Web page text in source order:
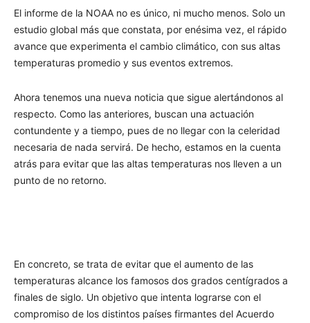
El informe de la NOAA no es único, ni mucho menos. Solo un
estudio global más que constata, por enésima vez, el rápido
avance que experimenta el cambio climático, con sus altas
temperaturas promedio y sus eventos extremos.
Ahora tenemos una nueva noticia que sigue alertándonos al
respecto. Como las anteriores, buscan una actuación
contundente y a tiempo, pues de no llegar con la celeridad
necesaria de nada servirá. De hecho, estamos en la cuenta
atrás para evitar que las altas temperaturas nos lleven a un
punto de no retorno.
En concreto, se trata de evitar que el aumento de las
temperaturas alcance los famosos dos grados centígrados a
finales de siglo. Un objetivo que intenta lograrse con el
compromiso de los distintos países firmantes del Acuerdo